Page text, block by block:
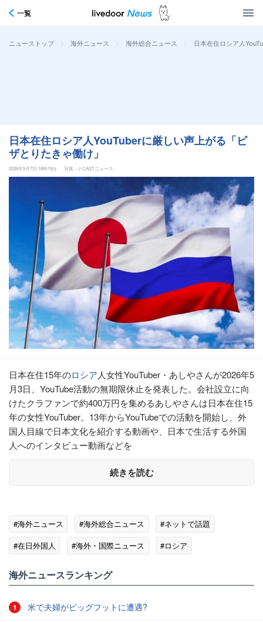
一覧
ニューストップ > 海外ニュース > 海外総合ニュース > 日本在住ロシア人
日本在住ロシア人YouTuberに厳しい声上がる「ビ
ザとりたきゃ働け」
2026年5月7日 18時15分 写真：J-CASTニュース
日本在住15年のロシア人女性YouTuber・あしやさんが2026年5
月3日、YouTube活動の無期限休止を発表した。会社設立に向
けたクラファンで約400万円を集めるあしやさんは日本在住15
年の女性YouTuber。13年からYouTubeでの活動を開始し、外
国人目線で日本文化を紹介する動画や、日本で生活する外国
人へのインタビュー動画などを
続きを読む
#海外ニュース #海外総合ニュース
#ネットで話題
#在日外国人
#海外・国際ニュース #ロシア
海外ニュースランキング
1 米で夫婦がビッグフットに遭遇?